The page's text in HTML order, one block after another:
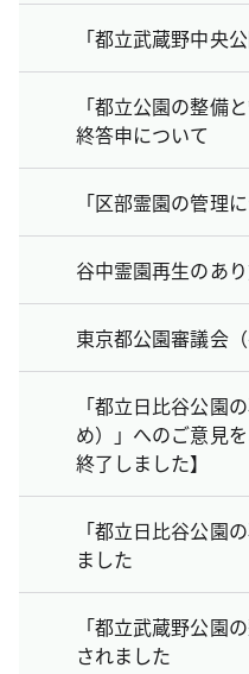
「都立武蔵野中央
「都立公園の整備
終答申について
「区部霊園の管理
谷中霊園再生のあ
東京都公園審議会
「都立日比谷公園
め）」へのご意見
終了しました】
「都立日比谷公園
ました
「都立武蔵野公園
されました